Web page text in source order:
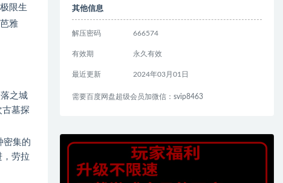
限生
雅
之城
古墓探
密集的
劳拉
其他信息
解压密码 666574
有效期 永久有效
最近更新 2024年03月01日
需要百度网盘超级会员加微信：svip8463